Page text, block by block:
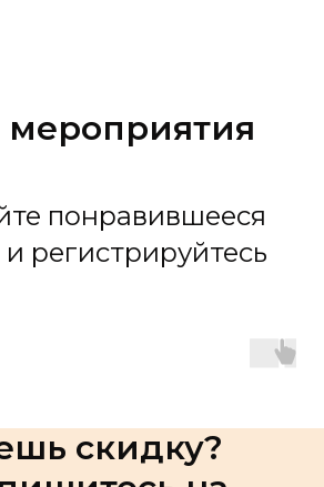
понравившееся
регистрируйтесь
скидку?